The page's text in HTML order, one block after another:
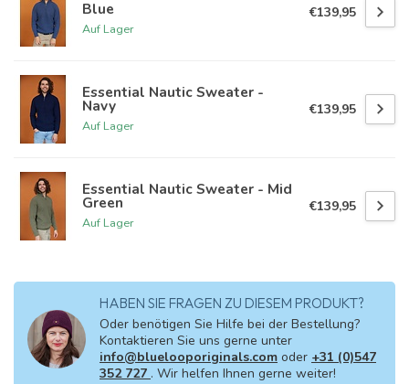
Blue
Auf Lager
€139,95
Essential Nautic Sweater -
Navy
Auf Lager
€139,95
Essential Nautic Sweater - Mid
Green
Auf Lager
€139,95
HABEN SIE FRAGEN ZU DIESEM PRODUKT?
Oder benötigen Sie Hilfe bei der Bestellung?
Kontaktieren Sie uns gerne unter
info@bluelooporiginals.com oder +31 (0)547
352 727 . Wir helfen Ihnen gerne weiter!